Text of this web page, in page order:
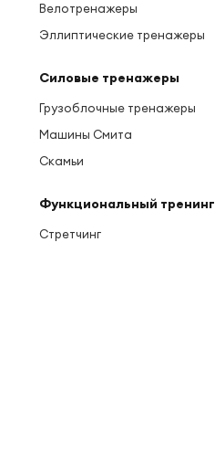
Велотренажеры
Эллиптические тренажеры
Силовые тренажеры
Грузоблочные тренажеры
Машины Смита
Скамьи
Функциональный тренинг
Стретчинг